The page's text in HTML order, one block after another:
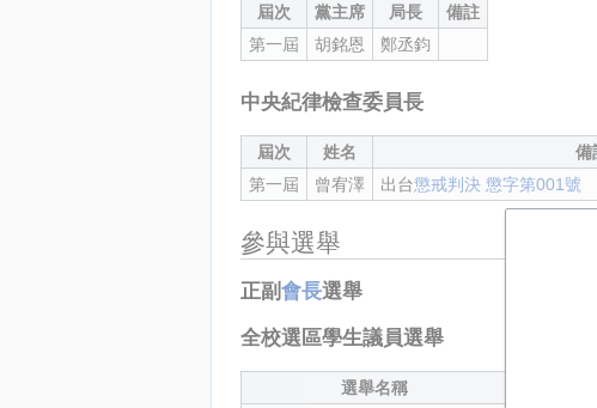
屆次 黨主席 局長
備註
第一屆
胡銘恩 鄭丞鈞
中央紀律檢查委員長
屆次 姓名
備
第一屆
曾宥澤 出台懲戒判決 懲字第001號
參與選舉
正副會長選舉
全校選區學生議員選舉
選舉名稱